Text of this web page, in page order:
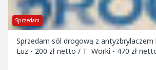
Sprzedam
Sprzedam sól drogową z
Luz - 200 zł netto / T Worki - 470 zł